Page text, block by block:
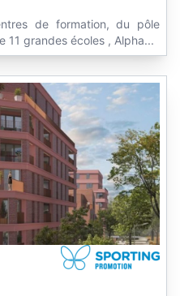
de formation, du pôle
11 grandes écoles , Alpha...